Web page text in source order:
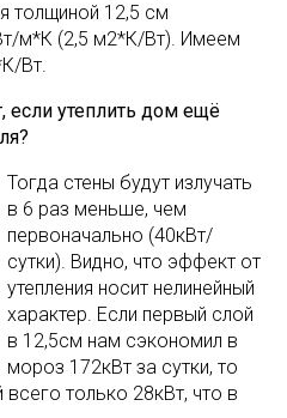
толщиной 12,5 см
м*К (2,5 м2*К/Вт). Имеем
Вт.
если утеплить дом ещё
Тогда стены будут излучать
в 6 раз меньше, чем
первоначально (40кВт/
сутки). Видно, что эффект от
утепления носит нелинейный
характер. Если первый слой
в 12,5см нам сэкономил в
мороз 172кВт за сутки, то
только 28кВт, что в